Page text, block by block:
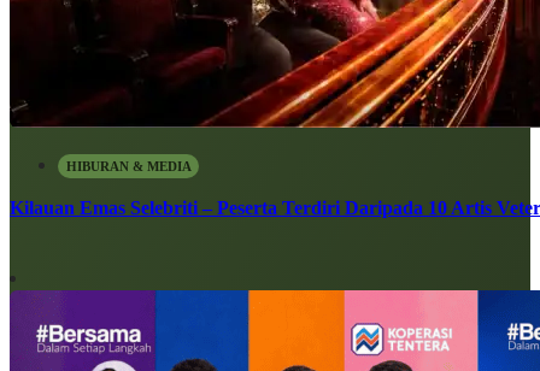
HIBURAN & MEDIA
Kilauan Emas Selebriti – Peserta Terdiri Daripada 10 Artis